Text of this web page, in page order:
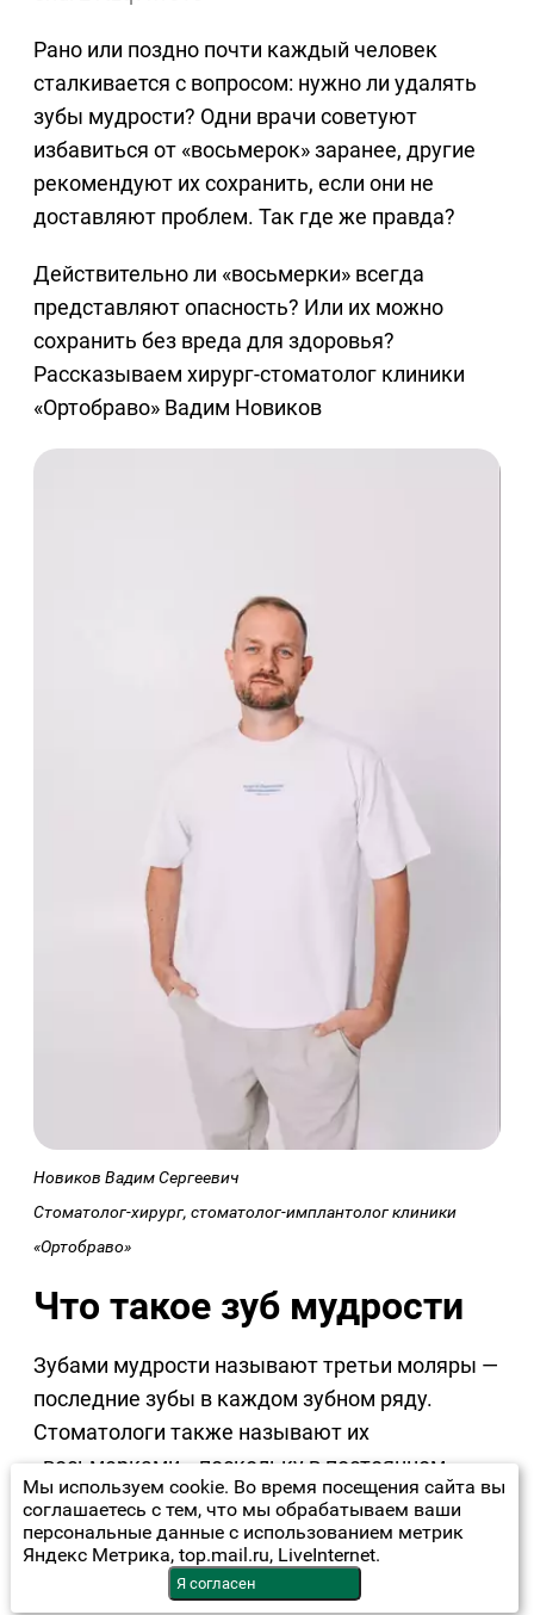
Рано или поздно почти каждый человек
сталкивается с вопросом: нужно ли удалять
зубы мудрости? Одни врачи советуют
избавиться от «восьмерок» заранее, другие
рекомендуют их сохранить, если они не
доставляют проблем. Так где же правда?
Действительно ли «восьмерки» всегда
представляют опасность? Или их можно
сохранить без вреда для здоровья?
Рассказываем хирург-стоматолог клиники
«Ортобраво» Вадим Новиков
Новиков Вадим Сергеевич
Стоматолог-хирург, стоматолог-имплантолог клиники
«Ортобраво»
Что такое зуб мудрости
Зубами мудрости называют третьи моляры —
последние зубы в каждом зубном ряду.
Стоматологи также называют их
«восьмерками», поскольку в постоянном
прикусе они располагаются восьмыми по
счету от центра челюсти.
Чаще всего зубы мудрости прорезываются в
Мы используем cookie. Во время посещения сайта вы
соглашаетесь с тем, что мы обрабатываем ваши
персональные данные с использованием метрик
Яндекс Метрика, top.mail.ru, LiveInternet.
Я согласен